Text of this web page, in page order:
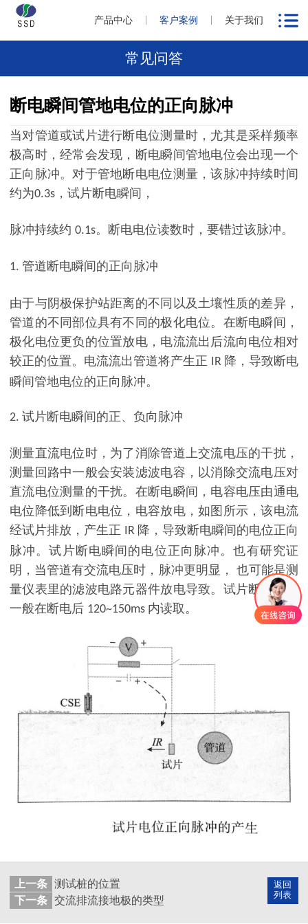
产品中心 客户案例 关于我们
常见问答
断电瞬间管地电位的正向脉冲
当对管道或试片进行断电位测量时，尤其是采样频率
极高时，经常会发现，断电瞬间管地电位会出现一个
正向脉冲。对于管地断电电位测量，该脉冲持续时间
约为0.3s ，试片断电瞬间，
脉冲持续约 0.1s。断电电位读数时，要错过该脉冲。
1. 管道断电瞬间的正向脉冲
由于与阴极保护站距离的不同以及土壤性质的差异，
管道的不同部位具有不同的极化电位。在断电瞬间，
极化电位更负的位置放电，电流流出后流向电位相对
较正的位置。电流流出管道将产生正
IR 降，导致断电
瞬间管地电位的正向脉冲。
2. 试片断电瞬间的正、负向脉冲
测量直流电位时，为了消除管道上交流电压的干扰，
测量回路中一般会安装滤波电容，以消除交流电压对
直流电位测量的干扰。在断电瞬间，电容电压由通电
电位降低到断电电位，电容放电，如图所示，该电流
经试片排放，产生正 IR 降，导致断电瞬间的电位正向
脉冲。试片断电瞬间的电位正向脉冲。也有研究证
明，当管道有交流电压时，脉冲更明显 ， 也可能是测
量仪表里的滤波电路元器件放电导致。试片断电电位
一般在断电后 120~150ms 内读取。
返回
列表
上一条 测试桩的位置
下一条 交流排流接地极的类型